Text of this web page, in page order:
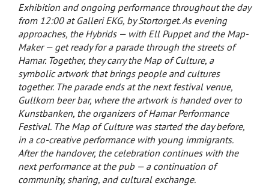
Exhibition and ongoing performance throughout the day
from 12:00 at Galleri EKG, by Stortorget.As evening
approaches, the Hybrids — with Ell Puppet and the Map-
Maker — get ready for a parade through the streets of
Hamar. Together, they carry the Map of Culture, a
symbolic artwork that brings people and cultures
together. The parade ends at the next festival venue,
Gullkorn beer bar, where the artwork is handed over to
Kunstbanken, the organizers of Hamar Performance
Festival. The Map of Culture was started the day before,
in a co-creative performance with young immigrants.
After the handover, the celebration continues with the
next performance at the pub — a continuation of
community, sharing, and cultural exchange.